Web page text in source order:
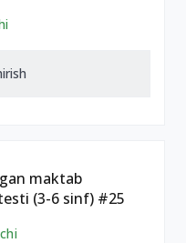
maktab
(3-6 sinf) #25